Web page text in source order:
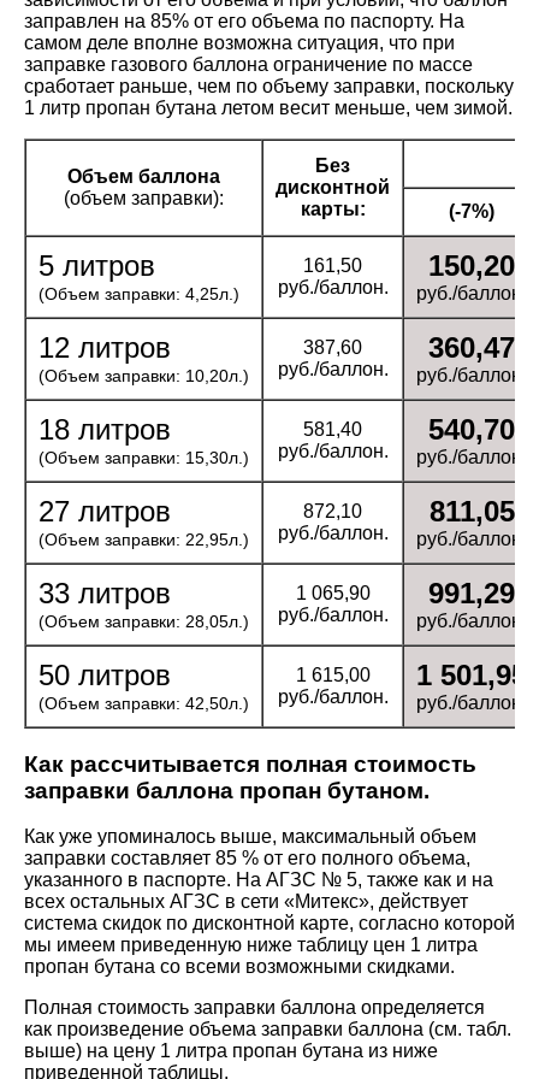
заправлен на 85% от его объема по паспорту. На
самом деле вполне возможна ситуация, что при
заправке газового баллона ограничение по массе
сработает раньше, чем по объему заправки, поскольку
1 литр пропан бутана летом весит меньше, чем зимой.
Объем баллона
(объем заправки):
Без
дисконтной
карты:
(-7%)
5 литров
(Объем заправки: 4,25л.)
161,50
руб./баллон.
150,20
руб./баллон.
12 литров
(Объем заправки: 10,20л.)
387,60
руб./баллон.
360,47
руб./баллон.
18 литров
(Объем заправки: 15,30л.)
581,40
руб./баллон.
540,70
руб./баллон.
27 литров
(Объем заправки: 22,95л.)
872,10
руб./баллон.
811,05
руб./баллон.
33 литров
(Объем заправки: 28,05л.)
1 065,90
руб./баллон.
991,29
руб./баллон.
50 литров
(Объем заправки: 42,50л.)
1 615,00
руб./баллон.
1 501,95
руб./баллон.
Как рассчитывается полная стоимость
заправки баллона пропан бутаном.
Как уже упоминалось выше, максимальный объем
заправки составляет 85 % от его полного объема,
указанного в паспорте. На АГЗС № 5, также как и на
всех остальных АГЗС в сети «Митекс», действует
система скидок по дисконтной карте, согласно которой
мы имеем приведенную ниже таблицу цен 1 литра
пропан бутана со всеми возможными скидками.
Полная стоимость заправки баллона определяется
как произведение объема заправки баллона (см. табл.
выше) на цену 1 литра пропан бутана из ниже
приведенной таблицы.